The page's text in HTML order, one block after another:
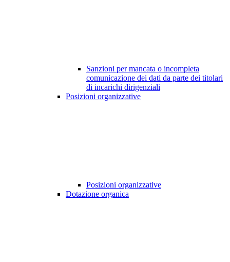
Sanzioni per mancata o incompleta
comunicazione dei dati da parte dei titolari
di incarichi dirigenziali
Posizioni organizzative
Posizioni organizzative
Dotazione organica